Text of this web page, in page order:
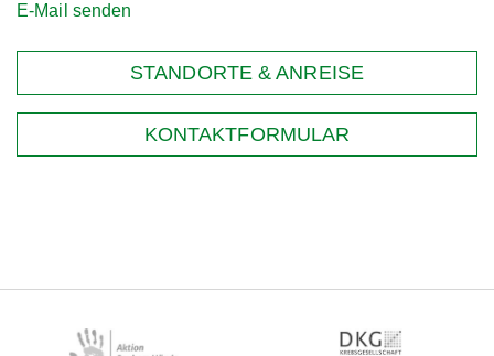
E-Mail senden
STANDORTE & ANREISE
KONTAKTFORMULAR